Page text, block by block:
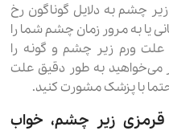
چشم به دلایل گوناگون رخ
یا به مرور زمان چشم شما را
ورم زیر چشم و گونه را
می‌خواهید به طور دقیق علت
حتما با پزشک مشورت کنید.
قرمزی زیر چشم، خواب